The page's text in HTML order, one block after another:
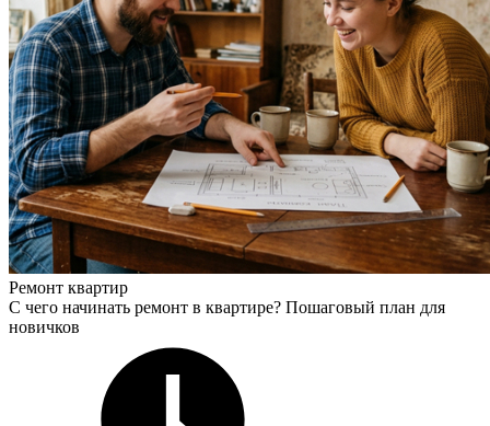
Ремонт квартир
С чего начинать ремонт в квартире? Пошаговый план для
новичков